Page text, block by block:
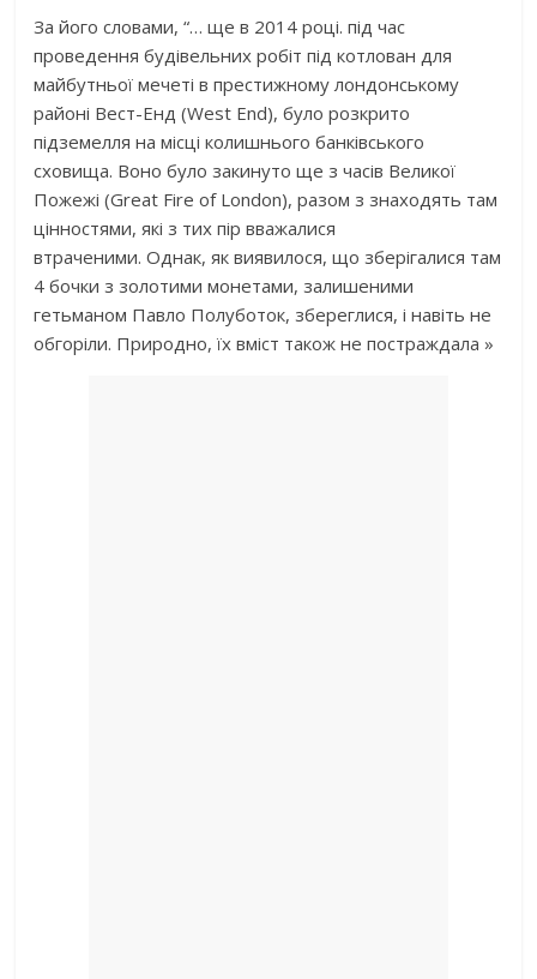
За його словами, “… ще в 2014 році. під час
проведення будівельних робіт під котлован для
майбутньої мечеті в престижному лондонському
районі Вест-Енд (West End), було розкрито
підземелля на місці колишнього банківського
сховища. Воно було закинуто ще з часів Великої
Пожежі (Great Fire of London), разом з знаходять там
цінностями, які з тих пір вважалися
втраченими. Однак, як виявилося, що зберігалися там
4 бочки з золотими монетами, залишеними
гетьманом Павло Полуботок, збереглися, і навіть не
обгоріли. Природно, їх вміст також не постраждала »